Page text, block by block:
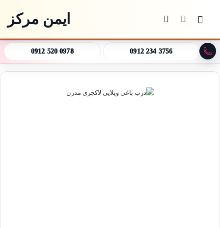
جستجو برای ایمن مرکز
0912 520 0978 0912 234 3756